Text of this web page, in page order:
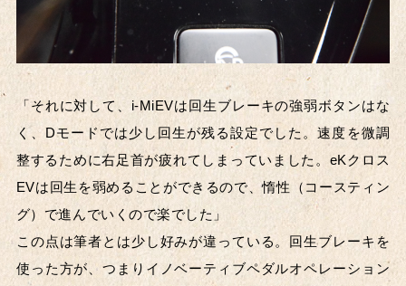
「それに対して、i-MiEVは回生ブレーキの強弱ボタンはな
く、Dモードでは少し回生が残る設定でした。速度を微調
整するために右足首が疲れてしまっていました。eKクロス
EVは回生を弱めることができるので、惰性（コースティン
グ）で進んでいくので楽でした」
この点は筆者とは少し好みが違っている。回生ブレーキを
使った方が、つまりイノベーティブペダルオペレーション